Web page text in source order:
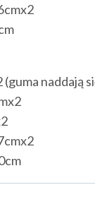
(guma naddają